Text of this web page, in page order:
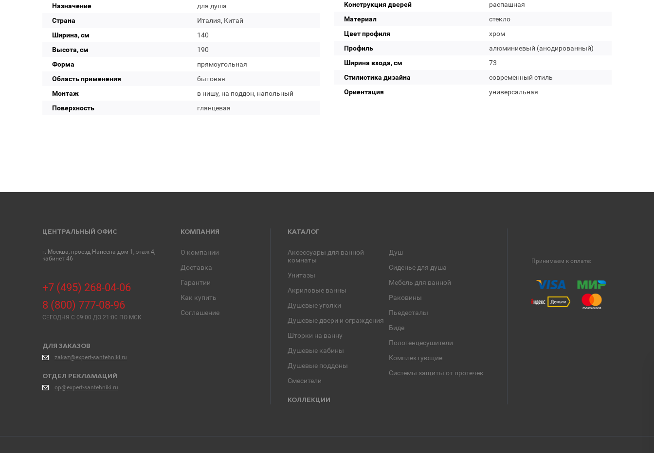
Назначение
для душа
Страна
Италия, Китай
Ширина, см
140
Высота, см
190
Форма
прямоугольная
Область применения
бытовая
Монтаж
в нишу, на поддон, напольный
Поверхность
глянцевая
Конструкция дверей
распашная
Материал
стекло
Цвет профиля
хром
Профиль
алюминиевый (анодированный)
Ширина входа, см
73
Стилистика дизайна
современный стиль
Ориентация
универсальная
ЦЕНТРАЛЬНЫЙ ОФИС
г. Москва, проезд Нансена дом 1, этаж 4,
кабинет 46
+7 (495) 268-04-06
8 (800) 777-08-96
СЕГОДНЯ C 09:00 ДО 21:00 ПО МСК
ДЛЯ ЗАКАЗОВ
zakaz@expert-santehniki.ru
ОТДЕЛ РЕКЛАМАЦИЙ
op@expert-santehniki.ru
КОМПАНИЯ
О компании
Доставка
Гарантии
Как купить
Соглашение
КАТАЛОГ
Аксессуары для ванной
комнаты
Унитазы
Акриловые ванны
Душевые уголки
Душевые двери и ограждения
Шторки на ванну
Душевые кабины
Душевые поддоны
Смесители
Душ
Сиденье для душа
Мебель для ванной
Раковины
Пьедесталы
Биде
Полотенцесушители
Комплектующие
Системы защиты от протечек
КОЛЛЕКЦИИ
Принимаем к оплате: